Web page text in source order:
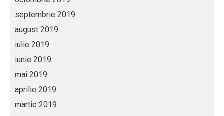
septembrie 2019
august 2019
iulie 2019
iunie 2019
mai 2019
aprilie 2019
martie 2019